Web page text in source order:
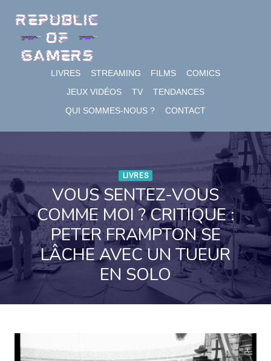
content
LIVRES STREAMING FILMS
COMICS
JEUX VIDÉOS
TV
TENDANCES
QUI SOMMES-NOUS ?
CONTACT
LIVRES
VOUS SENTEZ-VOUS
COMME MOI ? CRITIQUE :
PETER FRAMPTON SE
LÂCHE AVEC UN TUEUR
EN SOLO